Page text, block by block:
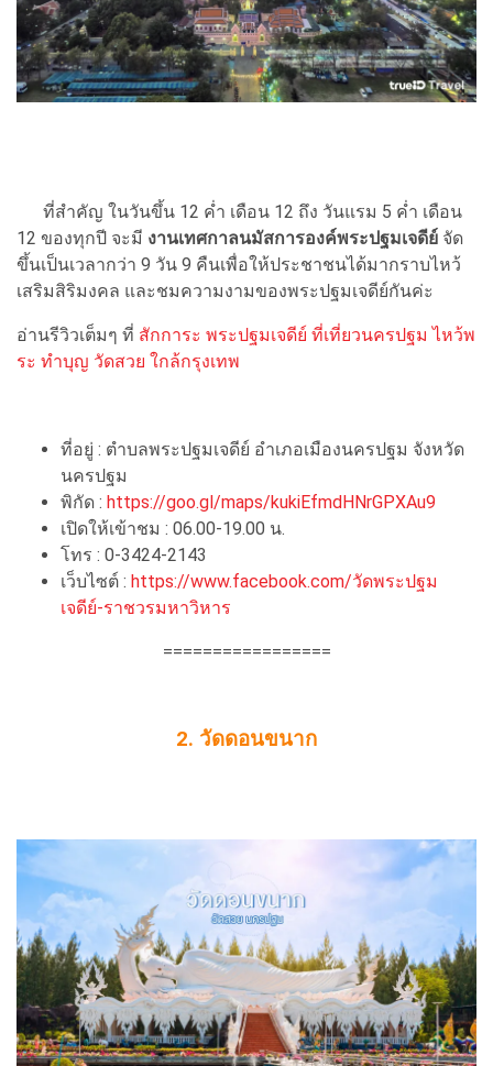
ที่สำคัญ ในวันขึ้น 12 ค่ำ เดือน 12 ถึง วันแรม 5 ค่ำ เดือน
12 ของทุกปี จะมี งานเทศกาลนมัสการองค์พระปฐมเจดีย์ จัด
ขึ้นเป็นเวลากว่า 9 วัน 9 คืนเพื่อให้ประชาชนได้มากราบไหว้
เสริมสิริมงคล และชมความงามของพระปฐมเจดีย์กันค่ะ
อ่านรีวิวเต็มๆ ที่ สักการะ พระปฐมเจดีย์ ที่เที่ยวนครปฐม ไหว้พ
ระ ทำบุญ วัดสวย ใกล้กรุงเทพ
ที่อยู่ : ตำบลพระปฐมเจดีย์ อำเภอเมืองนครปฐม จังหวัด
นครปฐม
พิกัด : https://goo.gl/maps/kukiEfmdHNrGPXAu9
เปิดให้เข้าชม : 06.00-19.00 น.
โทร : 0-3424-2143
เว็บไซต์ : https://www.facebook.com/วัดพระปฐม
เจดีย์-ราชวรมหาวิหาร
=================
2. วัดดอนขนาก